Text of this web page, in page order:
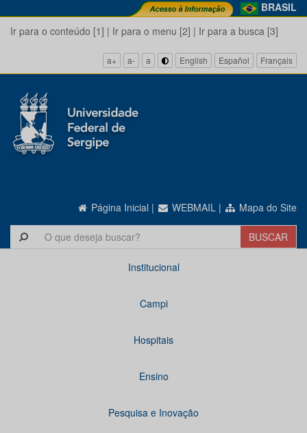
BRASIL
Ir para o conteúdo [1] | Ir para o menu [2] | Ir para a busca [3]
a+ a- a English Español Français
Página Inicial | WEBMAIL | Mapa do Site
Institucional
Campi
Hospitais
Ensino
Pesquisa e Inovação